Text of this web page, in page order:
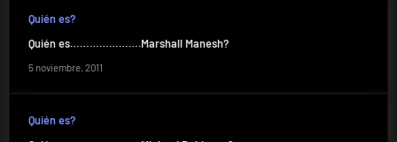
Quién es?
Quién es………………….Marshall Manesh?
5 noviembre, 2011
Quién es?